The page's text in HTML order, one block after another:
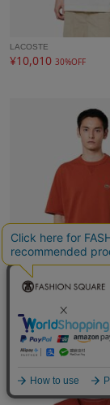
LACOSTE
¥10,010 30%OFF
¥10,01030%OFF